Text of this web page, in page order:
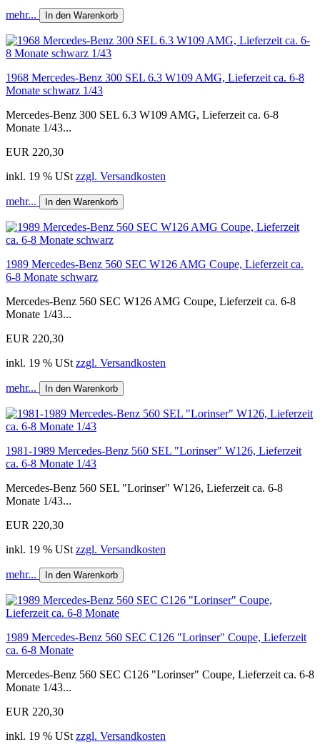
mehr... In den Warenkorb
1968 Mercedes-Benz 300 SEL 6.3 W109 AMG, Lieferzeit ca. 6-8
Monate schwarz 1/43
Mercedes-Benz 300 SEL 6.3 W109 AMG, Lieferzeit ca. 6-8
Monate 1/43...
EUR 220,30
inkl. 19 % USt zzgl. Versandkosten
mehr... In den Warenkorb
1989 Mercedes-Benz 560 SEC W126 AMG Coupe, Lieferzeit ca.
6-8 Monate schwarz
Mercedes-Benz 560 SEC W126 AMG Coupe, Lieferzeit ca. 6-8
Monate 1/43...
EUR 220,30
inkl. 19 % USt zzgl. Versandkosten
mehr... In den Warenkorb
1981-1989 Mercedes-Benz 560 SEL "Lorinser" W126, Lieferzeit
ca. 6-8 Monate 1/43
Mercedes-Benz 560 SEL "Lorinser" W126, Lieferzeit ca. 6-8
Monate 1/43...
EUR 220,30
inkl. 19 % USt zzgl. Versandkosten
mehr... In den Warenkorb
1989 Mercedes-Benz 560 SEC C126 "Lorinser" Coupe, Lieferzeit
ca. 6-8 Monate
Mercedes-Benz 560 SEC C126 "Lorinser" Coupe, Lieferzeit ca. 6-8
Monate 1/43...
EUR 220,30
inkl. 19 % USt zzgl. Versandkosten